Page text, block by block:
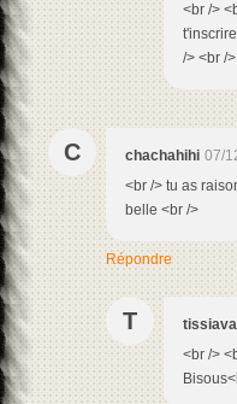
<br />
/> <br />
C chachahihi 07/
<br /> tu as
belle <br />
Répondre
T tissiaval
<br />